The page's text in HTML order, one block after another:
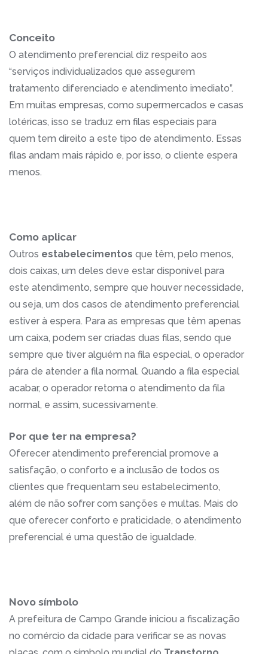
Conceito
O atendimento preferencial diz respeito aos
“serviços individualizados que assegurem
tratamento diferenciado e atendimento imediato”.
Em muitas empresas, como supermercados e casas
lotéricas, isso se traduz em filas especiais para
quem tem direito a este tipo de atendimento. Essas
filas andam mais rápido e, por isso, o cliente espera
menos.
Como aplicar
Outros estabelecimentos que têm, pelo menos,
dois caixas, um deles deve estar disponível para
este atendimento, sempre que houver necessidade,
ou seja, um dos casos de atendimento preferencial
estiver à espera. Para as empresas que têm apenas
um caixa, podem ser criadas duas filas, sendo que
sempre que tiver alguém na fila especial, o operador
pára de atender a fila normal. Quando a fila especial
acabar, o operador retoma o atendimento da fila
normal, e assim, sucessivamente.
Por que ter na empresa?
Oferecer atendimento preferencial promove a
satisfação, o conforto e a inclusão de todos os
clientes que frequentam seu estabelecimento,
além de não sofrer com sanções e multas. Mais do
que oferecer conforto e praticidade, o atendimento
preferencial é uma questão de igualdade.
Novo símbolo
A prefeitura de Campo Grande iniciou a fiscalização
no comércio da cidade para verificar se as novas